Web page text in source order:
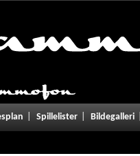
utgivelser/lyrics.php
Spillelister Bildegalleri